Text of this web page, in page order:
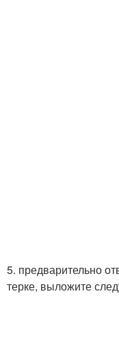
5. предварительно
терке, выложите